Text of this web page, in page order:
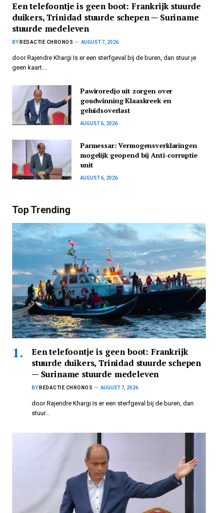
Een telefoontje is geen boot: Frankrijk stuurde
duikers, Trinidad stuurde schepen — Suriname
stuurde medeleven
BY REDACTIE CHRONOS AUGUST 7, 2026
door Rajendre Khargi Is er een sterfgeval bij de buren, dan stuur je
geen kaart.…
Pawiroredjo uit zorgen over
goudwinning Klaaskreek en
geluidsoverlast
AUGUST 6, 2026
Parmessar: Vermogensverklaringen
mogelijk geopend bij Anti-corruptie
unit
AUGUST 6, 2026
Top Trending
Een telefoontje is geen boot: Frankrijk
stuurde duikers, Trinidad stuurde schepen
— Suriname stuurde medeleven
BY REDACTIE CHRONOS AUGUST 7, 2026
door Rajendre Khargi Is er een sterfgeval bij de buren, dan
stuur…